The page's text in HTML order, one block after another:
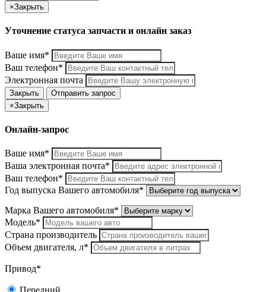
×Закрыть
Уточнение статуса запчасти и онлайн заказ
Ваше имя*
Ваш телефон*
Электронная почта
Закрыть
Отправить запрос
×Закрыть
Онлайн-запрос
Ваше имя*
Ваша электронная почта*
Ваш телефон*
Год выпуска Вашего автомобиля*
Марка Вашего автомобиля*
Модель*
Страна производитель
Объем двигателя, л*
Привод*